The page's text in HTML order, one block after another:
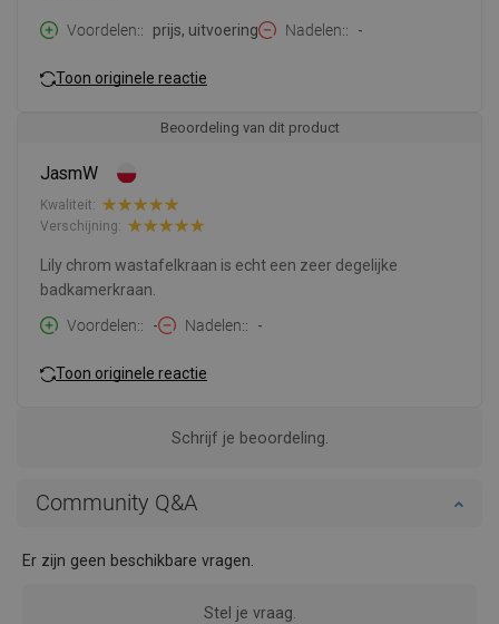
Voordelen:
prijs, uitvoering Nadelen: -
Toon originele reactie
Beoordeling van dit product
JasmW
Kwaliteit:
Verschijning:
Lily chrom wastafelkraan is echt een zeer degelijke
badkamerkraan.
Voordelen:
- Nadelen: -
Toon originele reactie
Schrijf je beoordeling.
Community Q&A
Er zijn geen beschikbare vragen.
Stel je vraag.